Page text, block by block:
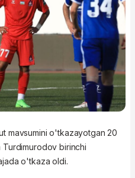
mavsumini o'tkazayotgan 20
Turdimurodov birinchi
o'tkaza oldi.